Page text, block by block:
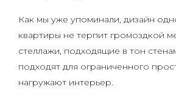
Как мы уже упоминали, дизайн
квартиры не терпит громоздкой
стеллажи, подходящие в тон
подходят для ограниченного
нагружают интерьер.